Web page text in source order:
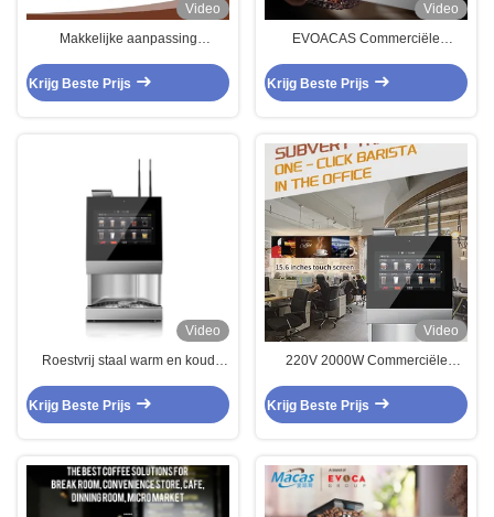
Video
Makkelijke aanpassing
Krijg Beste Prijs
Video
EVOACAS Commerciële
Zwart
Krijg Beste Prijs
Video
Roestvrij staal warm en koud
machine 2700W
Krijg Beste Prijs
Video
220V 2000W Commerciële
Touchscreen
Krijg Beste Prijs